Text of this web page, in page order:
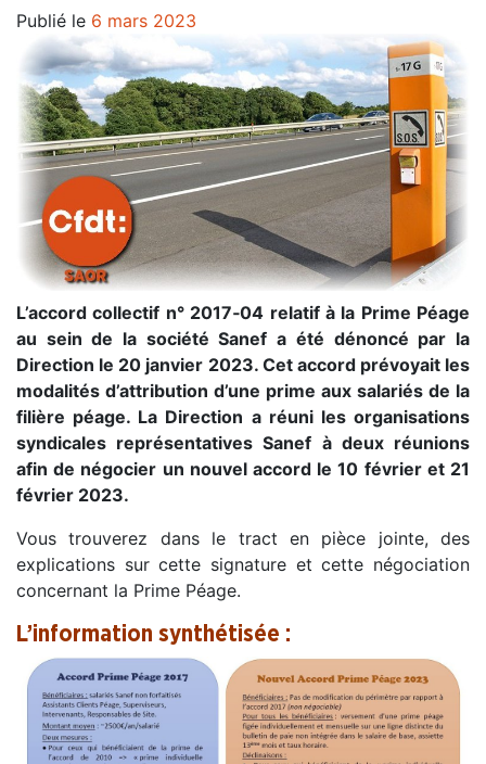
Publié le 6 mars 2023
L’accord collectif n° 2017‐04 relatif à la Prime Péage
au sein de la société Sanef a été dénoncé par la
Direction le 20 janvier 2023. Cet accord prévoyait les
modalités d’attribution d’une prime aux salariés de la
filière péage. La Direction a réuni les organisations
syndicales représentatives Sanef à deux réunions
afin de négocier un nouvel accord le 10 février et 21
février 2023.
Vous trouverez dans le tract en pièce jointe, des
explications sur cette signature et cette négociation
concernant la Prime Péage.
L’information synthétisée :